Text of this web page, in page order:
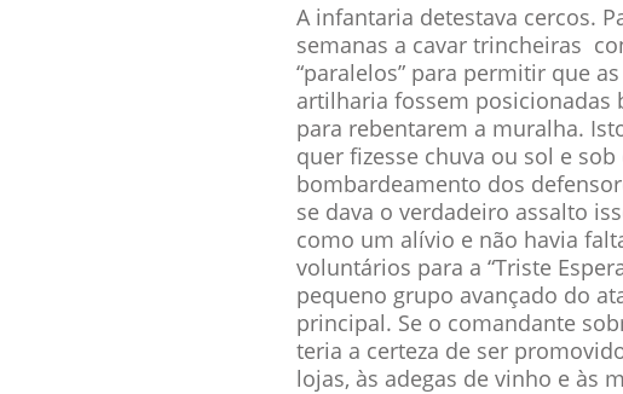
A infantaria detestava cercos.
semanas a cavar trincheiras
“paralelos” para permitir que
artilharia fossem posicionadas
para rebentarem a muralha.
quer fizesse chuva ou sol e
bombardeamento dos
se dava o verdadeiro assalto
como um alívio e não havia
voluntários para a “Triste
pequeno grupo avançado do
principal. Se o comandante
teria a certeza de ser
lojas, às adegas de vinho e às